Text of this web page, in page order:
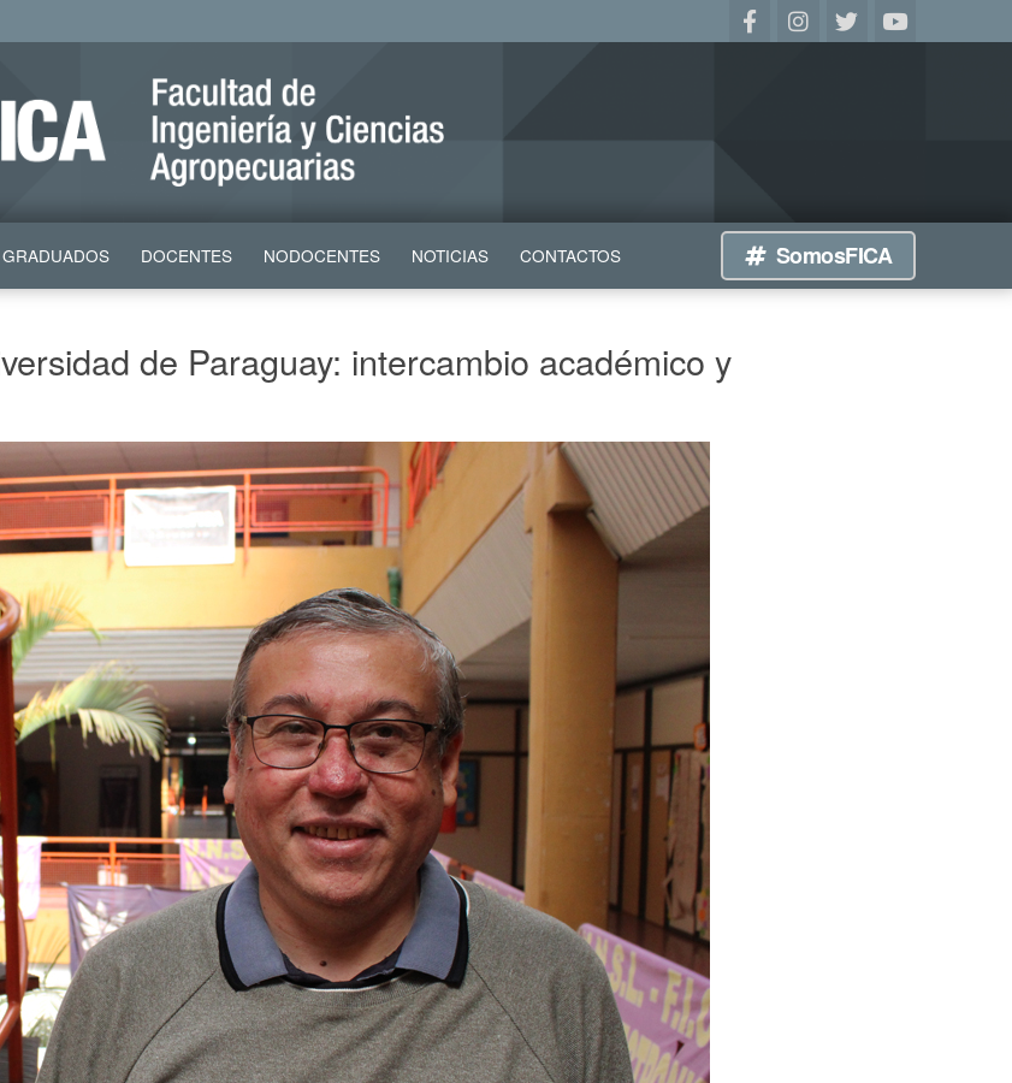
GRADUADOS DOCENTES NODOCENTES NOTICIAS CONTACTOS SomosFICA
de Paraguay: intercambio académico y